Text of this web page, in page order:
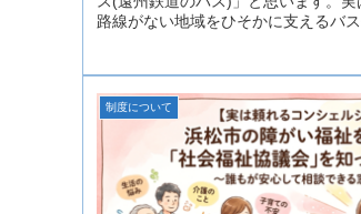
路線がない地域をひそかに支えるバ
制度について